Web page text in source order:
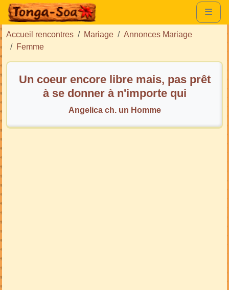
Accueil rencontres Mariage
Annonces Mariage
Femme
Un coeur encore libre mais, pas prêt
à se donner à n'importe qui
Angelica ch. un Homme